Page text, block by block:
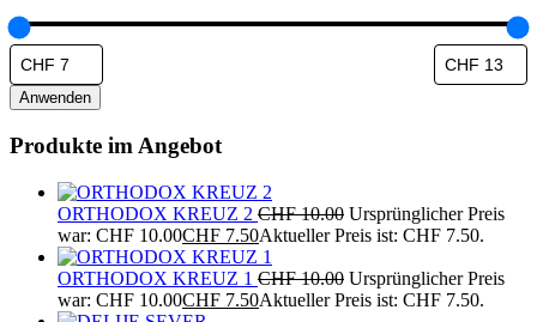
Anwenden
Produkte im Angebot
ORTHODOX KREUZ 2 CHF10.00 Ursprünglicher Preis
war: CHF 10.00CHF 7.50Aktueller Preis ist: CHF 7.50.
ORTHODOX KREUZ 1 CHF10.00 Ursprünglicher Preis
war: CHF 10.00CHF 7.50Aktueller Preis ist: CHF 7.50.